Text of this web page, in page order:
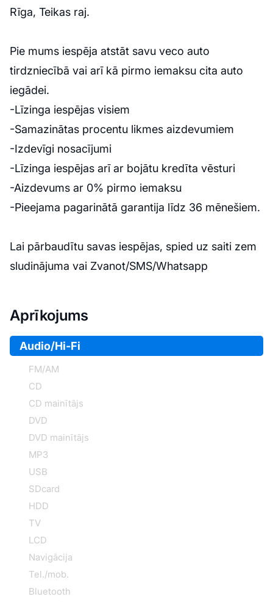
Rīga, Teikas raj.
Pie mums iespēja atstāt savu veco auto
tirdzniecībā vai arī kā pirmo iemaksu cita auto
iegādei.
-Līzinga iespējas visiem
-Samazinātas procentu likmes aizdevumiem
-Izdevīgi nosacījumi
-Līzinga iespējas arī ar bojātu kredīta vēsturi
-Aizdevums ar 0% pirmo iemaksu
-Pieejama pagarinātā garantija līdz 36 mēnešiem.
Lai pārbaudītu savas iespējas, spied uz saiti zem
sludinājuma vai Zvanot/SMS/Whatsapp
Aprīkojums
Audio/Hi-Fi
FM/AM
CD
CD mainītājs
DVD
DVD mainītājs
MP3
USB
SDcard
HDD
TV
LCD
Navigācija
Tel./mob.
Bluetooth